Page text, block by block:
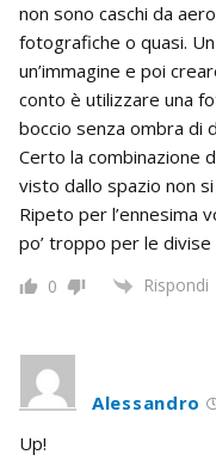
non sono caschi da
fotografiche o quasi.
un’immagine e poi
conto è utilizzare una
boccio senza ombra di
Certo la combinazione
visto dallo spazio non
Ripeto per l’ennesima
po’ troppo per le
0 Rispondi
Alessandro
Up!